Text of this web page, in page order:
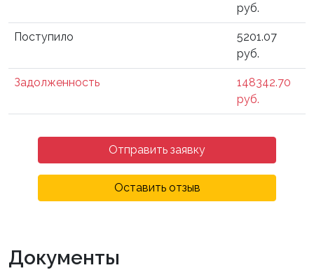
руб.
Поступило
5201.07
руб.
Задолженность
148342.70
руб.
Отправить заявку
Оставить отзыв
Документы